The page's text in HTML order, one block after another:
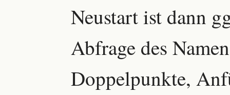
Neustart ist dann
Abfrage des
Doppelpunkte,